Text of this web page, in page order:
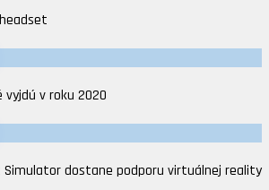
vyjdú v roku 2020
dostane podporu virtuálnej reality